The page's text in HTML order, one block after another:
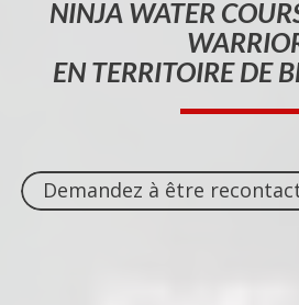
NINJA WATER
EN TERRITOIRE DE
Demandez à être